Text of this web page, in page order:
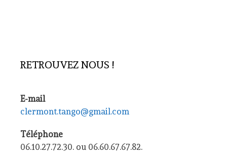
RETROUVEZ NOUS !
E-mail
clermont.tango@gmail.com
Téléphone
06.10.27.72.30. ou 06.60.67.67.82.